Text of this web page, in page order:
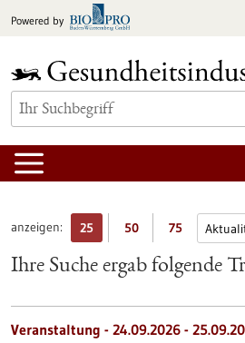
Inhalt
Powered by
anzeigen: 25 50 75
Ihre Suche ergab folgende
Veranstaltung - 24.09.2026 -